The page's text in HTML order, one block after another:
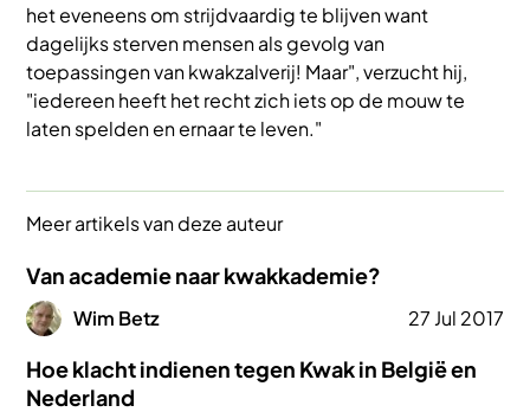
het eveneens om strijdvaardig te blijven want
dagelijks sterven mensen als gevolg van
toepassingen van kwakzalverij! Maar", verzucht hij,
"iedereen heeft het recht zich iets op de mouw te
laten spelden en ernaar te leven."
Meer artikels van deze auteur
Van academie naar kwakkademie?
Afbeelding
Wim Betz 27 Jul 2017
Hoe klacht indienen tegen Kwak in België en
Nederland